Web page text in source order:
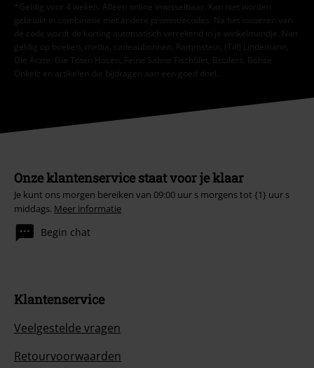
*Geldig voor 4 weken. Alleen online inwisselbaar. Kan niet worden
gebruikt in combinatie met andere promotiecodes. Na het invoeren van
de code wordt de korting automatisch verrekend in je winkelmandje. Niet
geldig op boeken, media, cadeaubonnen, Rammstein, (Till) Lindemann,
Die Ärzte, Die Toten Hosen, Feine Sahne Fischfilet, Broilers, Böhse
Onkelz en artikelen die bijdragen aan een goed doel.
Onze klantenservice staat voor je klaar
Je kunt ons morgen bereiken van 09:00 uur s morgens tot {1} uur s
middags. Meer informatie
Begin chat
Klantenservice
Veelgestelde vragen
Retourvoorwaarden